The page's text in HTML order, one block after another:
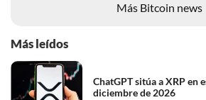
Más Bitcoin news
Más leídos
ChatGPT sitúa a XRP en
diciembre de 2026